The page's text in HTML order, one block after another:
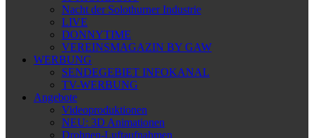
Nacht der Solothurner Industrie
LIVE
DONNYTIME
VEREINSMAGAZIN BY GAW
WERBUNG
SENDEGEBIET INFOKANAL
TV-WERBUNG
Angebote
Videoproduktionen
NEU: 3D Animationen
Drohnen-Luftaufnahmen